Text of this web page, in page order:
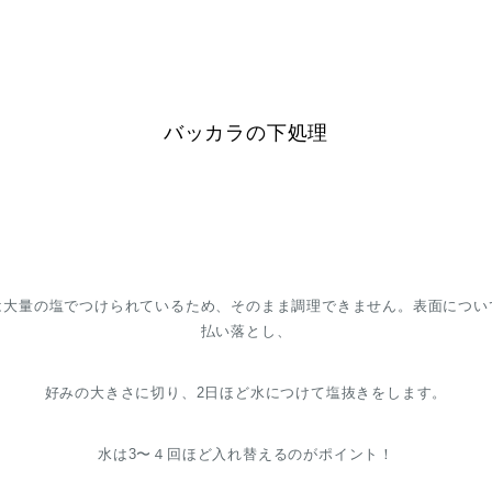
バッカラの下処理
量の塩でつけられているため、そのまま調理できません。表面につい
払い落とし、
好みの大きさに切り、2日ほど水につけて塩抜きをします。
水は3〜４回ほど入れ替えるのがポイント！